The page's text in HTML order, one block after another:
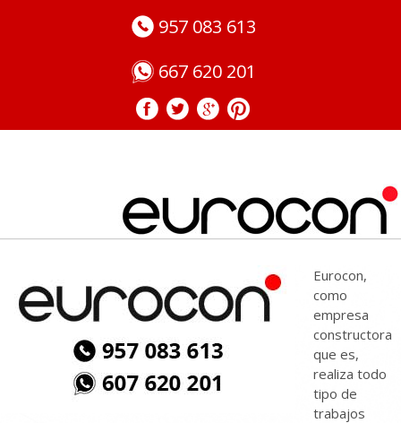
957 083 613
667 620 201
Empresa de Accesibilidad de Rampas en Córdoba
Eurocon,
como
empresa
constructora
que es,
realiza todo
tipo de
trabajos